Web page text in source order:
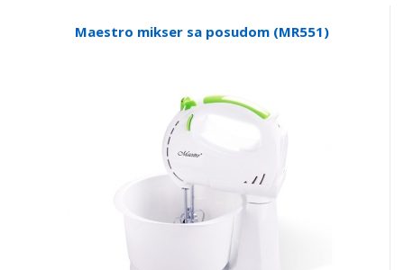
Maestro mikser sa posudom (MR551)